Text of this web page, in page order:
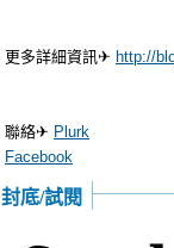
更多詳細資訊✈ http://
聯絡✈ Plurk
Facebook
封底/試閱